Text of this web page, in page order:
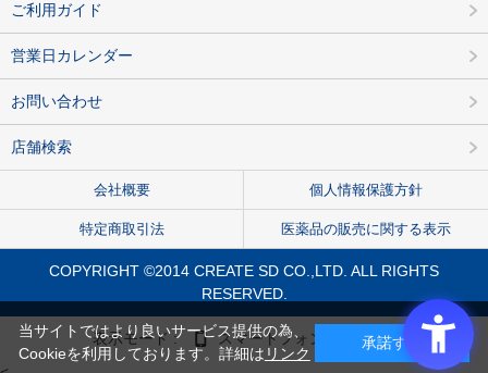
ご利用ガイド
営業日カレンダー
お問い合わせ
店舗検索
会社概要 個人情報保護方針
特定商取引法 医薬品の販売に関する表示
COPYRIGHT ©2014 CREATE SD CO.,LTD. ALL RIGHTS
RESERVED.
表示モード : スマートフォン
PC
当サイトではより良いサービス提供の為、
Cookieを利用しております。詳細は リンク
承諾する